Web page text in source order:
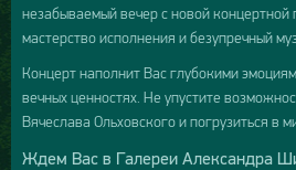
незабываемый вечер с новой
мастерство исполнения и безупречный
Концерт наполнит Вас глубокими
вечных ценностях. Не упустите
Вячеслава Ольховского и погрузиться в
Ждем Вас в Галереи Александра